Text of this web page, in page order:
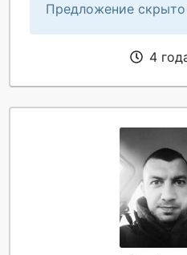
Предложение
4